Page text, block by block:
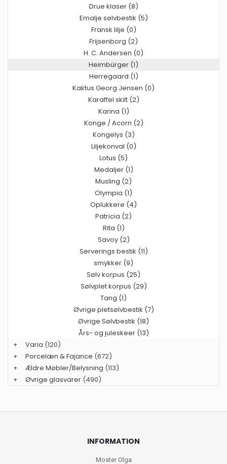
Drue klaser (8)
Emalje sølvbestik (5)
Fransk lilje (0)
Frijsenborg (2)
H. C. Andersen (0)
Heimbürger (1)
Herregaard (1)
Kaktus Georg Jensen (0)
Karaffel skilt (2)
Karina (1)
Konge / Acorn (2)
Kongelys (3)
Liljekonval (0)
Lotus (5)
Medaljer (1)
Musling (2)
Olympia (1)
Oplukkere (4)
Patricia (2)
Rita (1)
Savoy (2)
Serverings bestik (11)
smykker (9)
Sølv korpus (25)
Sølvplet korpus (29)
Tang (1)
Øvrige pletsølvbestik (7)
Øvrige Sølvbestik (18)
Års- og juleskeer (13)
+
Varia (120)
+
Porcelæn & Fajance (672)
+
Ældre Møbler/Belysning (113)
+
Øvrige glasvarer (490)
INFORMATION
Moster Olga